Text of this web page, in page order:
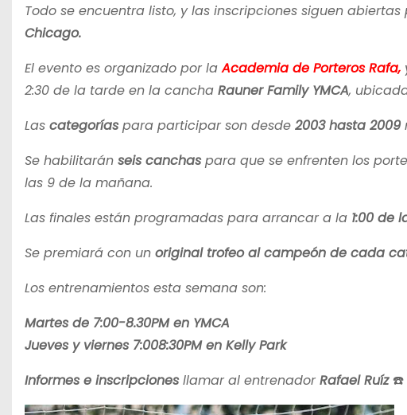
Todo se encuentra listo, y las inscripciones siguen
Chicago.
El evento es organizado por laAcademia de Porteros Rafa,
2:30 de la tarde en la cancha Rauner Family YMCA,
Las categoríaspara participar son desde 2003 hasta 2009
Se habilitarán seis canchaspara que se enfrenten los
las 9 de la mañana.
Las finales están programadas para arrancar a la 1:00 de
Se premiará con un original trofeo al campeón de cada
Los entrenamientos esta semana son:
Martes de 7:00-8.30PM en YMCA
Jueves y viernes 7:008:30PM en Kelly Park
Informes e inscripcionesllamar al entrenadorRafael Ruíz☎️